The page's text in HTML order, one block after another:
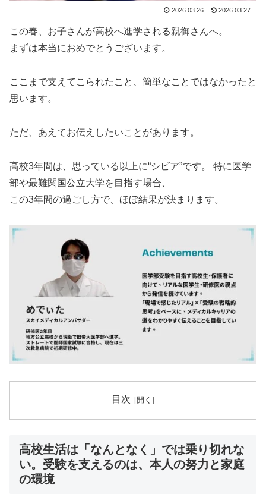
2026.03.26 2026.03.27
この春、お子さんが高校へ進学される親御さんへ。
まずは本当におめでとうございます。
ここまで支えてこられたこと、簡単なことではなかったと
思います。
ただ、あえてお伝えしたいことがあります。
高校3年間は、思っている以上に“シビア”です。 特に医学
部や最難関国公立大学を目指す場合、
この3年間の過ごし方で、ほぼ結果が決まります。
目次
高校生活は「なんとなく」では乗り切れな
い。受験を支えるのは、本人の努力と家庭
の環境